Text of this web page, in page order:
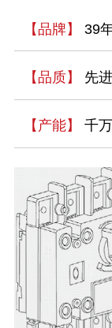
【品牌】 39
【品质】 先
【产能】 千